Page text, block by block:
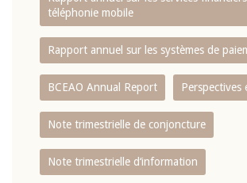
téléphonie mobile
Rapport annuel sur les systèmes de
BCEAO Annual Report Perspectives
Note trimestrielle de conjoncture
Note trimestrielle d‘information